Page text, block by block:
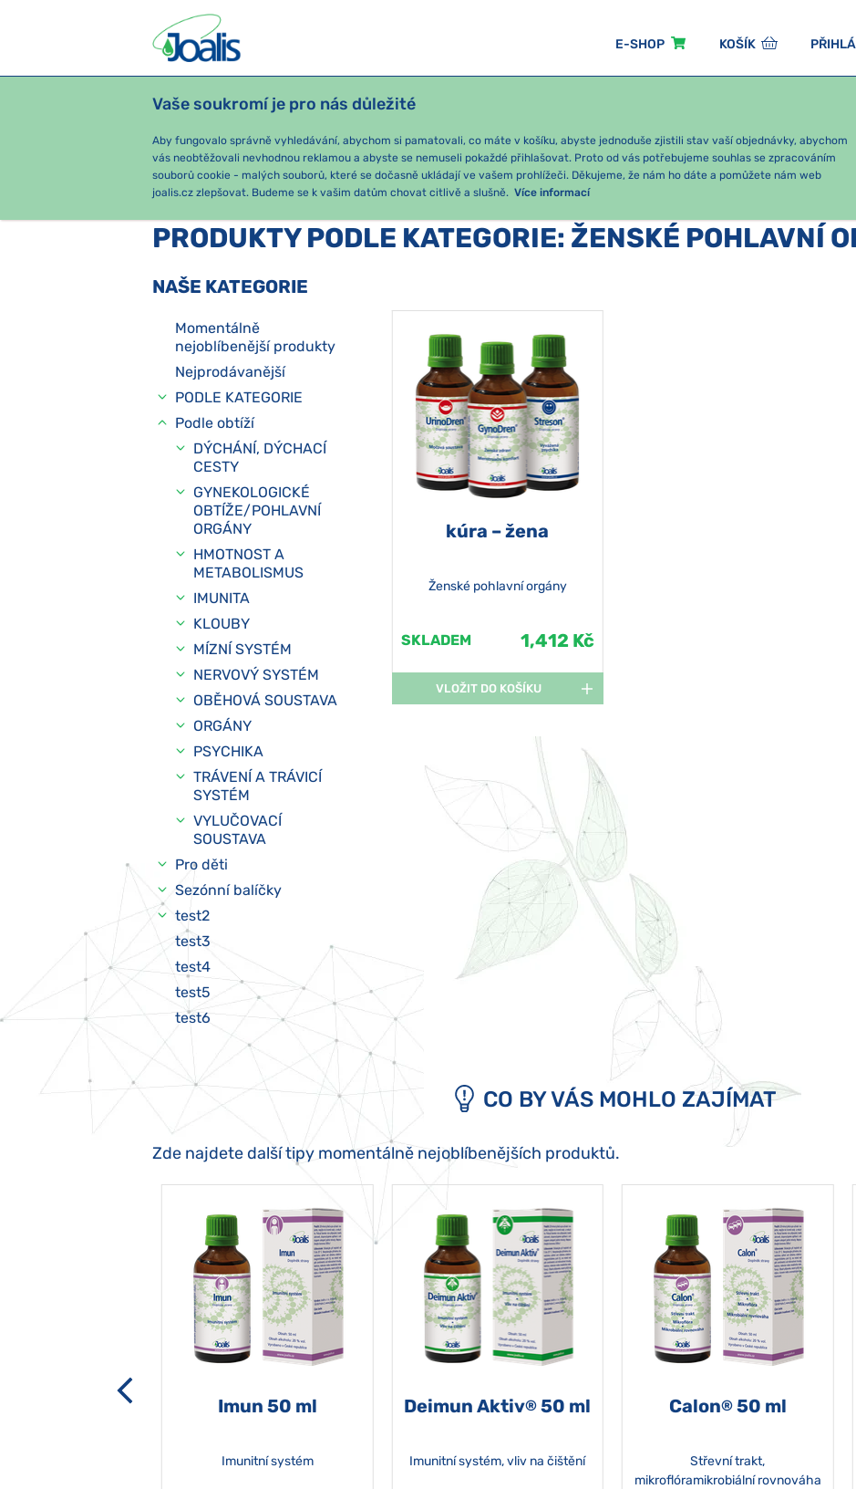
E-SHOP KOŠÍK
Vaše soukromí je pro nás důležité
Aby fungovalo správně vyhledávání, abychom si pamatovali, co máte v košíku, abyste jednoduše zjistili stav vaší objednávky, abychom
vás neobtěžovali nevhodnou reklamou a abyste se nemuseli pokaždé přihlašovat. Proto od vás potřebujeme souhlas se zpracováním
souborů cookie - malých souborů, které se dočasně ukládají ve vašem prohlížeči. Děkujeme, že nám ho dáte a pomůžete nám web
joalis.cz zlepšovat. Budeme se k vašim datům chovat citlivě a slušně. Více informací
PRODUKTY PODLE OBTÍŽÍ SEZÓNNÍ BALÍČKY
PRODUKTY PODLE KATEGORIE: ŽENSKÉ POHLAVNÍ
NAŠE KATEGORIE
Momentálně
nejoblíbenější produkty
Nejprodávanější
PODLE KATEGORIE
Podle obtíží
DÝCHÁNÍ, DÝCHACÍ
CESTY
GYNEKOLOGICKÉ
OBTÍŽE/POHLAVNÍ
ORGÁNY
HMOTNOST A
METABOLISMUS
IMUNITA
KLOUBY
MÍZNÍ SYSTÉM
NERVOVÝ SYSTÉM
OBĚHOVÁ SOUSTAVA
ORGÁNY
PSYCHIKA
TRÁVENÍ A TRÁVICÍ
SYSTÉM
VYLUČOVACÍ
SOUSTAVA
Pro děti
Sezónní balíčky
test2
test3
test4
test5
test6
kúra – žena
Ženské pohlavní orgány
SKLADEM 1,412 Kč
VLOŽIT DO KOŠÍKU
CO BY VÁS MOHLO ZAJÍMAT
Zde najdete další tipy momentálně nejoblíbenějších produktů.
Imun 50 ml
Imunitní systém
Deimun Aktiv® 50 ml
Imunitní systém, vliv na čištění
Calon®50 ml
Střevní trakt,
mikroflóramikrobiální rovnováha